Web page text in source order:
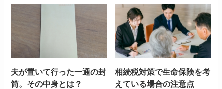
夫が置いて行った一通の封
筒。その中身とは？
相続税対策で生命保険を考
えている場合の注意点